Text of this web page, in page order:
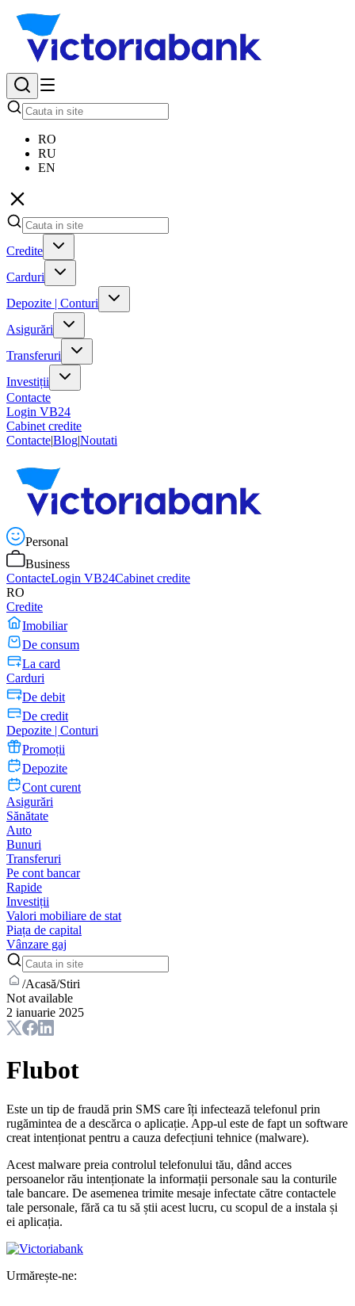
RO
RU
EN
Credite
Carduri
Depozite | Conturi
Asigurări
Transferuri
Investiții
Contacte
Login VB24
Cabinet credite
Contacte|Blog|Noutati
Personal
Business
ContacteLogin VB24Cabinet credite
RO
Credite
Imobiliar
De consum
La card
Carduri
De debit
De credit
Depozite | Conturi
Promoții
Depozite
Cont curent
Asigurări
Sănătate
Auto
Bunuri
Transferuri
Pe cont bancar
Rapide
Investiții
Valori mobiliare de stat
Piața de capital
Vânzare gaj
/Acasă/Stiri
Not available
2 ianuarie 2025
Flubot
Este un tip de fraudă prin SMS care îți infectează telefonul prin
rugămintea de a descărca o aplicație. App-ul este de fapt un software
creat intenționat pentru a cauza defecțiuni tehnice (malware).
Acest malware preia controlul telefonului tău, dând acces
persoanelor rău intenționate la informații personale sau la conturile
tale bancare. De asemenea trimite mesaje infectate către contactele
tale personale, fără ca tu să știi acest lucru, cu scopul de a instala și
ei aplicația.
Urmărește-ne: